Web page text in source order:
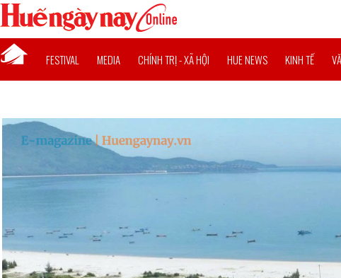
FESTIVAL MEDIA CHÍNH TRỊ - XÃ HỘI HUE NEWS KINH TẾ